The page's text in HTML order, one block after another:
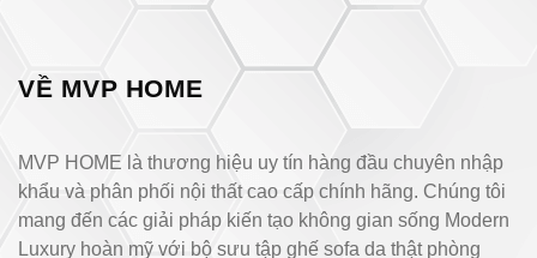
VỀ MVP HOME
MVP HOME là thương hiệu uy tín hàng đầu chuyên nhập
khẩu và phân phối nội thất cao cấp chính hãng. Chúng tôi
mang đến các giải pháp kiến tạo không gian sống Modern
Luxury hoàn mỹ với bộ sưu tập ghế sofa da thật phòng